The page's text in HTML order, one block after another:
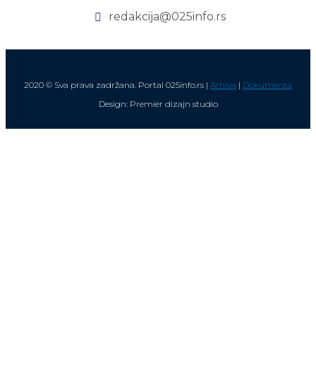
redakcija@025info.rs
2020 © Sva prava zadržana. Portal 025info.rs | Arhiva | Dokumenta
Design: Premier dizajn studio